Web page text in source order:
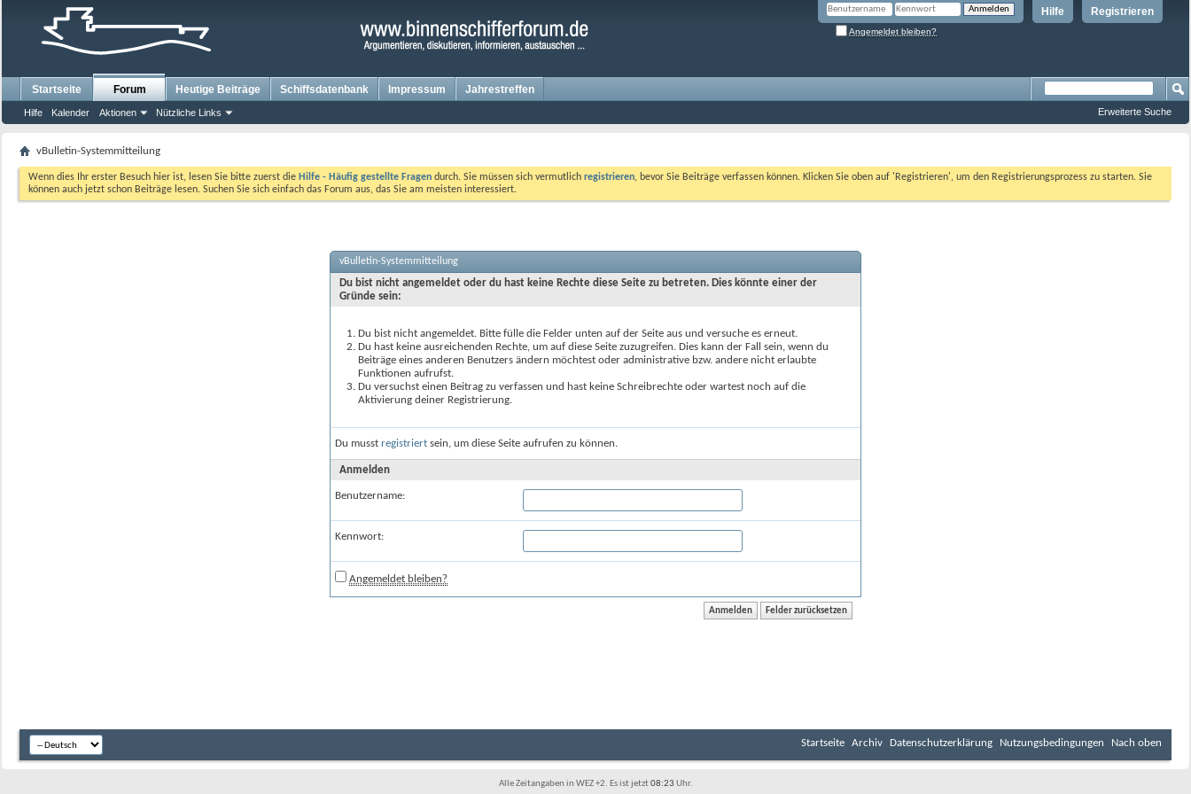
Registrieren
Hilfe
Angemeldet bleiben?
Startseite Forum
Hilfe Kalender Aktionen Nützliche Links
Heutige Beiträge Schiffsdatenbank Impressum Jahrestreffen
Erweiterte Suche
vBulletin-Systemmitteilung
Wenn dies Ihr erster Besuch hier ist, lesen Sie bitte zuerst die Hilfe - Häufig gestellte Fragen durch. Sie müssen sich vermutlich registrieren, bevor Sie Beiträge verfassen können. Klicken Sie oben auf 'Registrieren', um den Registrierungsprozess zu starten. Sie
können auch jetzt schon Beiträge lesen. Suchen Sie sich einfach das Forum aus, das Sie am meisten interessiert.
vBulletin-Systemmitteilung
Du bist nicht angemeldet oder du hast keine Rechte diese Seite zu betreten. Dies könnte einer der
Gründe sein:
Du bist nicht angemeldet. Bitte fülle die Felder unten auf der Seite aus und versuche es erneut.
Du hast keine ausreichenden Rechte, um auf diese Seite zuzugreifen. Dies kann der Fall sein, wenn du
Beiträge eines anderen Benutzers ändern möchtest oder administrative bzw. andere nicht erlaubte
Funktionen aufrufst.
Du versuchst einen Beitrag zu verfassen und hast keine Schreibrechte oder wartest noch auf die
Aktivierung deiner Registrierung.
Du musst registriert sein, um diese Seite aufrufen zu können.
Anmelden
Benutzername:
Kennwort:
Angemeldet bleiben?
Startseite Archiv Datenschutzerklärung Nutzungsbedingungen Nach oben
Alle Zeitangaben in WEZ +2. Es ist jetzt08:23 Uhr.